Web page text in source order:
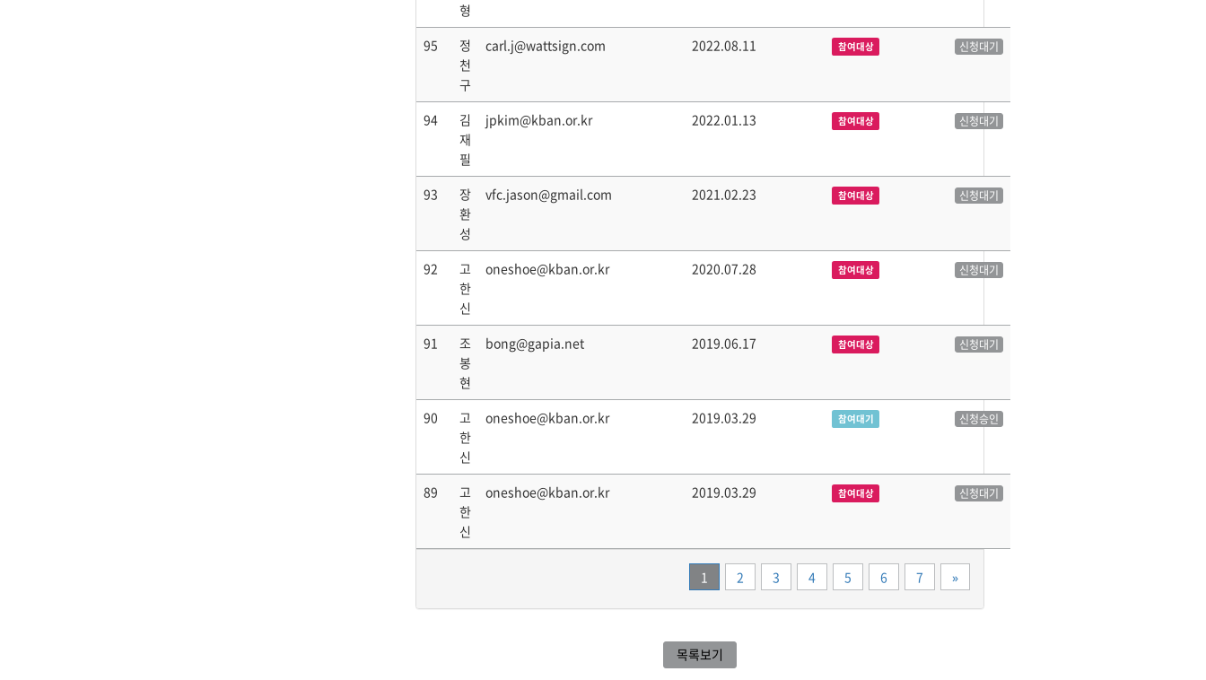
형
95
정
천
구
carl.j@wattsign.com 2022.08.11 참여대상 신청대기
94
김
재
필
jpkim@kban.or.kr 2022.01.13 참여대상 신청대기
93
장
환
성
vfc.jason@gmail.com 2021.02.23 참여대상 신청대기
92
고
한
신
oneshoe@kban.or.kr 2020.07.28 참여대상 신청대기
91
조
봉
현
bong@gapia.net 2019.06.17 참여대상 신청대기
90
고
한
신
oneshoe@kban.or.kr 2019.03.29 참여대기 신청승인
89
고
한
신
oneshoe@kban.or.kr 2019.03.29 참여대상 신청대기
1 2 3 4 5 6 7 »끝
목록보기